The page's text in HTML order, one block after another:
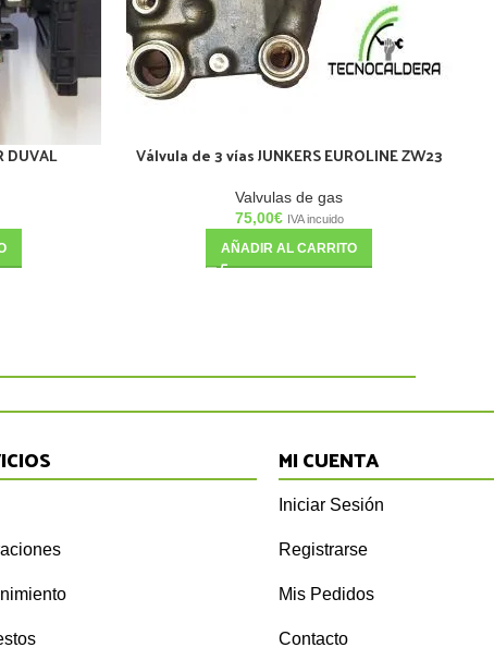
DUVAL Válvula de 3 vías JUNKERS EUROLINE ZW23
Valvulas de gas
75,00€ IVA incuido
AÑADIR AL CARRITO
MI CUENTA
Iniciar Sesión
Registrarse
Mis Pedidos
Contacto